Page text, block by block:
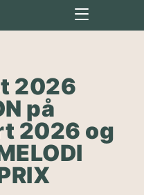
2026
på
2026 og